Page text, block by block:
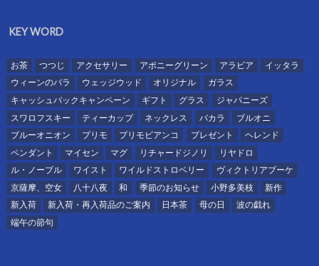
KEY WORD
お茶 つつじ アクセサリー アポニーグリーン アラビア
イッタラ
ウィーンのバラ
ウェッジウッド オリジナル
ガラス
キャッシュバックキャンペーン
ギフト グラス
ジャパニーズ
スワロフスキー
ティーカップ ネックレス バカラ
ブルオニ
ブルーオニオン
プリモ プリモビアンコ プレゼント
ヘレンド
ペンダント
マイセン マグ リチャードジノリ
リヤドロ
ル・ノーブル
ワイスト ワイルドストロベリー
ヴィクトリアブーケ
京薩摩、空女
八十八夜 和 季節のお知らせ 小野多美枝
新作
新入荷
新入荷・再入荷品のご案内 日本茶 母の日
波の戯れ
端午の節句